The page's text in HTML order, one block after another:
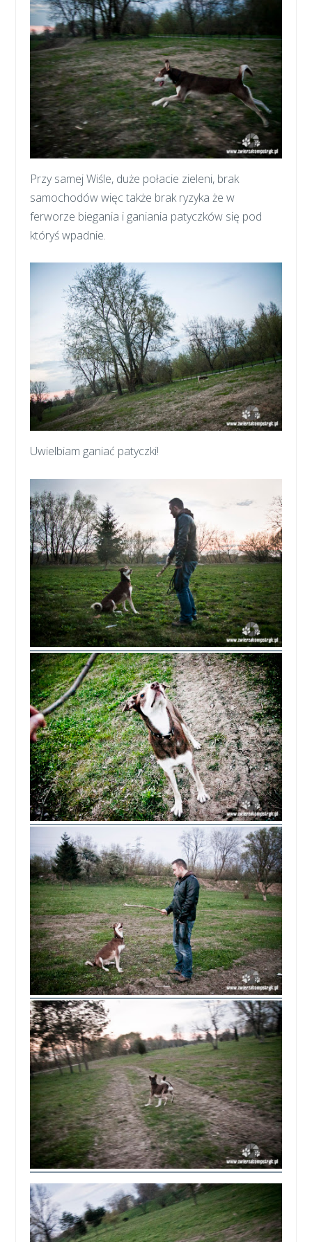
Przy samej Wiśle, duże połacie zieleni, brak
samochodów więc także brak ryzyka że w
ferworze biegania i ganiania patyczków się pod
któryś wpadnie.
Uwielbiam ganiać patyczki!